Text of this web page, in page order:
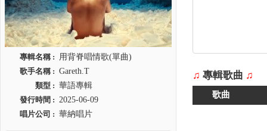
專輯名稱 : 用背脊唱情歌(單曲)
歌手名稱 : Gareth.T
類型 : 華語專輯
發行時間 : 2025-06-09
唱片公司 : 華納唱片
♫ 專輯歌曲 ♫
歌曲